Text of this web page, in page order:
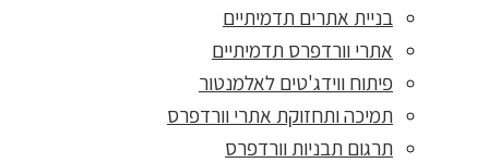
בניית אתרים תדמיתיים
אתרי וורדפרס תדמיתיים
פיתוח ווידג'טים לאלמנטור
תמיכה ותחזוקת אתרי וורדפרס
תרגום תבניות וורדפרס